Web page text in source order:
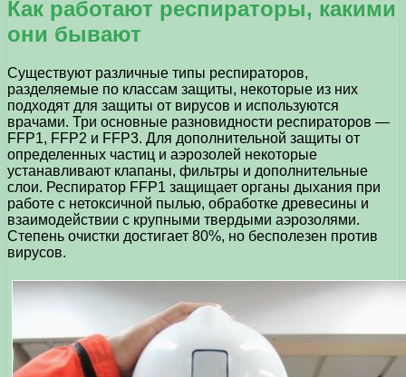
Как работают респираторы, какими
они бывают
Существуют различные типы респираторов,
разделяемые по классам защиты, некоторые из них
подходят для защиты от вирусов и используются
врачами. Три основные разновидности респираторов —
FFP1, FFP2 и FFP3. Для дополнительной защиты от
определенных частиц и аэрозолей некоторые
устанавливают клапаны, фильтры и дополнительные
слои. Респиратор FFP1 защищает органы дыхания при
работе с нетоксичной пылью, обработке древесины и
взаимодействии с крупными твердыми аэрозолями.
Степень очистки достигает 80%, но бесполезен против
вирусов.